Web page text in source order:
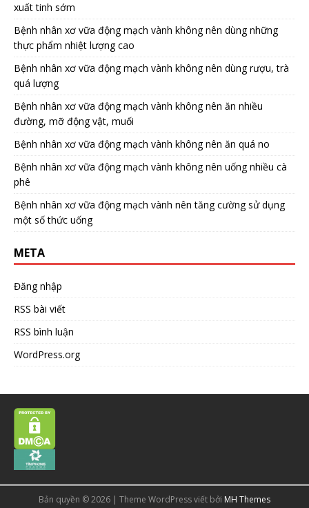
xuất tinh sớm
Bệnh nhân xơ vữa động mạch vành không nên dùng những
thực phẩm nhiệt lượng cao
Bệnh nhân xơ vữa động mạch vành không nên dùng rượu, trà
quá lượng
Bệnh nhân xơ vữa động mạch vành không nên ăn nhiều
đường, mỡ động vật, muối
Bệnh nhân xơ vữa động mạch vành không nên ăn quá no
Bệnh nhân xơ vữa động mạch vành không nên uống nhiều cà
phê
Bệnh nhân xơ vữa động mạch vành nên tăng cường sử dụng
một số thức uống
META
Đăng nhập
RSS bài viết
RSS bình luận
WordPress.org
Bản quyền © 2026 | Theme WordPress viết bởi MH Themes